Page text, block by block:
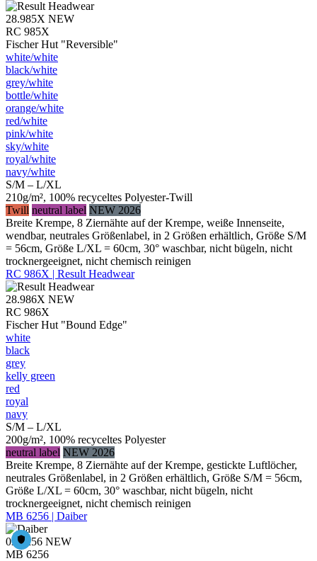
28.985X NEW
RC 985X
Fischer Hut "Reversible"
white/​white
black/​white
grey/​white
bottle/​white
orange/​white
red/​white
pink/​white
sky/​white
royal/​white
navy/​white
S/M – L/XL
210g/m², 100% recyceltes Polyester-Twill
Twill neutral label NEW 2026
Breite Krempe, 8 Ziernähte auf der Krempe, weiße Innenseite,
wendbar, neutrales Größenlabel, in 2 Größen erhältlich, Größe S/M
= 56cm, Größe L/XL = 60cm, 30° waschbar, nicht bügeln, nicht
trocknergeeignet, nicht chemisch reinigen
RC 986X | Result Headwear
28.986X NEW
RC 986X
Fischer Hut "Bound Edge"
white
black
grey
kelly green
red
royal
navy
S/M – L/XL
200g/m², 100% recyceltes Polyester
neutral label NEW 2026
Breite Krempe, 8 Ziernähte auf der Krempe, gestickte Luftlöcher,
neutrales Größenlabel, in 2 Größen erhältlich, Größe S/M = 56cm,
Größe L/XL = 60cm, 30° waschbar, nicht bügeln, nicht
trocknergeeignet, nicht chemisch reinigen
MB 6256 | Daiber
03.6256 NEW
MB 6256